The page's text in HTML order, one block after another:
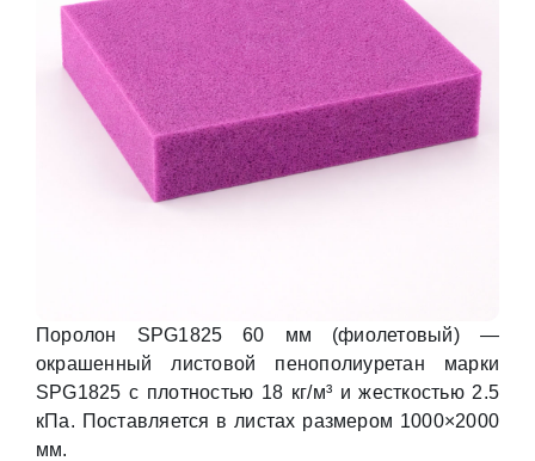
Поролон SPG1825 60 мм (фиолетовый) —
окрашенный листовой пенополиуретан марки
SPG1825 с плотностью 18 кг/м³ и жесткостью 2.5
кПа. Поставляется в листах размером 1000×2000
мм.